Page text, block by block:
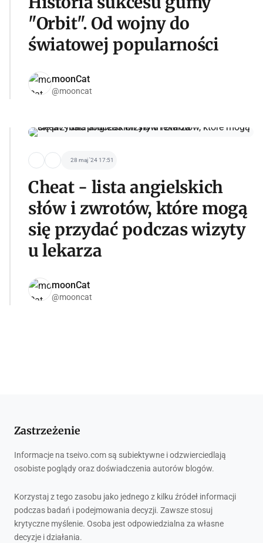
"Orbit". Od wojny do
światowej popularności
moonCat
@mooncat
28 maj '24 17:51
Cheat - lista angielskich
słów i zwrotów, które mogą
się przydać podczas wizyty
u lekarza
moonCat
@mooncat
Zastrzeżenie
Informacje na tseivo.com są subiektywne i odzwierciedlają
osobiste poglądy oraz doświadczenia autorów blogów.
Korzystaj z tego zasobu jako jednego z kilku źródeł informacji
podczas badań i podejmowania decyzji. Zawsze stosuj
krytyczne myślenie. Osoba jest odpowiedzialna za własne
decyzje i działania.